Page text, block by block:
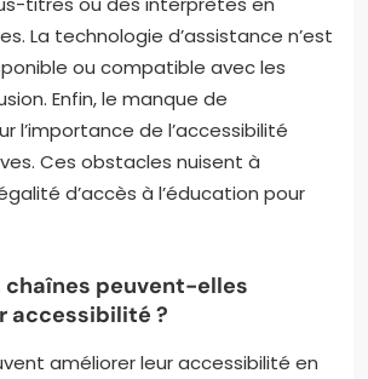
La technologie d’assistance n’est
ou compatible avec les
Enfin, le manque de
l’importance de l’accessibilité
Ces obstacles nuisent à
d’accès à l’éducation pour
chaînes peuvent-elles
accessibilité ?
améliorer leur accessibilité en